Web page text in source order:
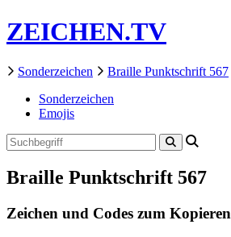
ZEICHEN.TV
Sonderzeichen
Braille Punktschrift 567
Sonderzeichen
Emojis
Braille Punktschrift 567
Zeichen und Codes zum Kopieren